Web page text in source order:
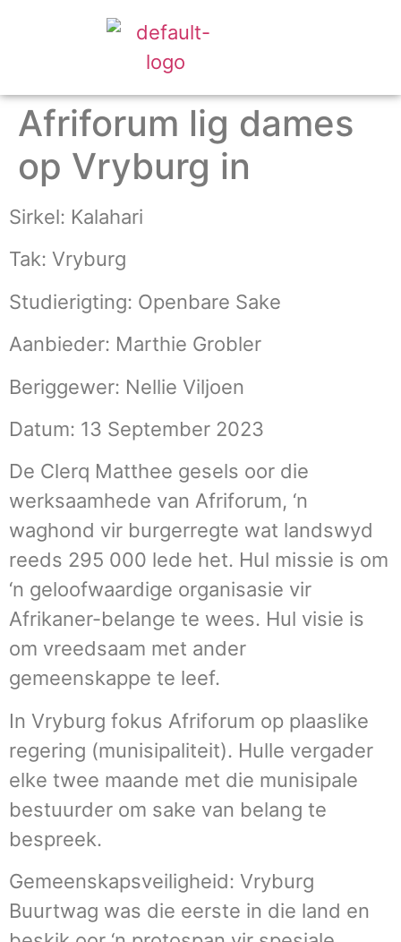
Afriforum lig dames
op Vryburg in
Sirkel: Kalahari
Tak: Vryburg
Studierigting: Openbare Sake
Aanbieder: Marthie Grobler
Beriggewer: Nellie Viljoen
Datum: 13 September 2023
De Clerq Matthee gesels oor die
werksaamhede van Afriforum, ‘n
waghond vir burgerregte wat landswyd
reeds 295 000 lede het. Hul missie is om
‘n geloofwaardige organisasie vir
Afrikaner-belange te wees. Hul visie is
om vreedsaam met ander
gemeenskappe te leef.
In Vryburg fokus Afriforum op plaaslike
regering (munisipaliteit). Hulle vergader
elke twee maande met die munisipale
bestuurder om sake van belang te
bespreek.
Gemeenskapsveiligheid: Vryburg
Buurtwag was die eerste in die land en